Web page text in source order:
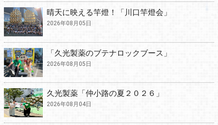
晴天に映える竿燈！「川口竿燈会」
2026年08月05日
「久光製薬のブテナロックブース」
2026年08月05日
久光製薬「仲小路の夏２０２６」
2026年08月04日